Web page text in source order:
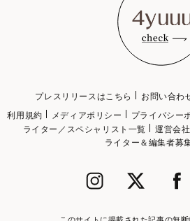
プレスリリースはこちら お問い合わ
利用規約
メディアポリシー プライバシー
ライター／スペシャリスト一覧
運営会社
ライター＆編集者募